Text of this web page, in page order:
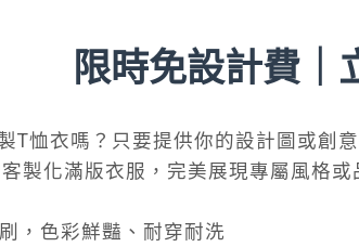
限時免設計費｜
T恤衣嗎？只要提供你的設計圖或創
製化滿版衣服，完美展現專屬風格或
，色彩鮮豔、耐穿耐洗